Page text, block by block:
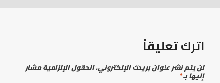
اترك تعليقاً
لن يتم نشر عنوان بريدك الإلكتروني.الحقول الإلزامية مشار
إليها بـ*